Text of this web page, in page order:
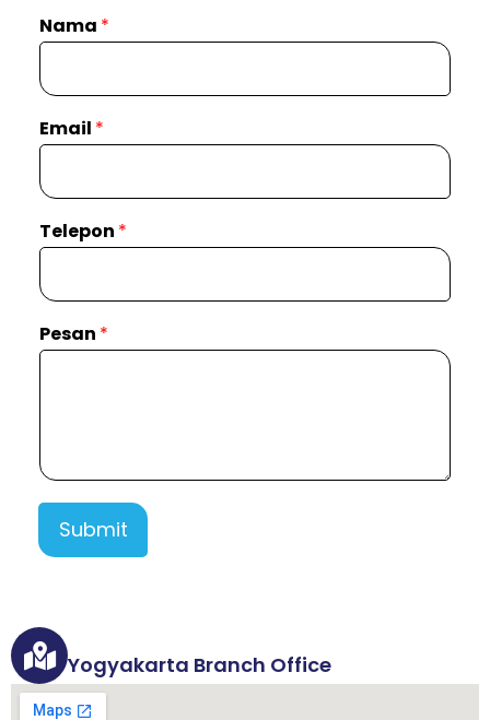
Nama *
Email *
Telepon *
Pesan *
Submit
Yogyakarta Branch Office